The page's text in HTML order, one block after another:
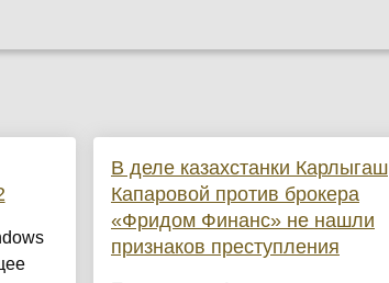
В деле казахстанки Карлыгаш
Капаровой против брокера
«Фридом Финанс» не нашли
признаков преступления